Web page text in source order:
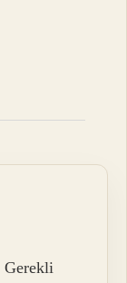
Gerekli